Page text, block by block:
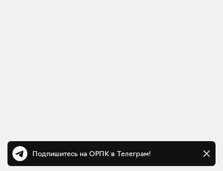
Подпишитесь на ОРПК в Телеграм!